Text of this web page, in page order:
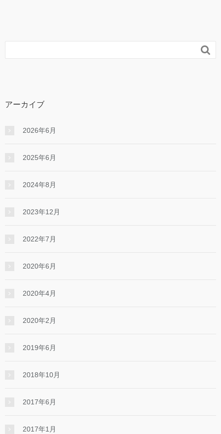

アーカイブ
2026年6月
2025年6月
2024年8月
2023年12月
2022年7月
2020年6月
2020年4月
2020年2月
2019年6月
2018年10月
2017年6月
2017年1月